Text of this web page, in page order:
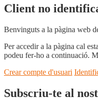
Client no
Benvinguts a la pàgina web
Per accedir a la pàgina cal
podeu fer-ho a continuació.
Crear compte d'usuari
Subscriu-te al